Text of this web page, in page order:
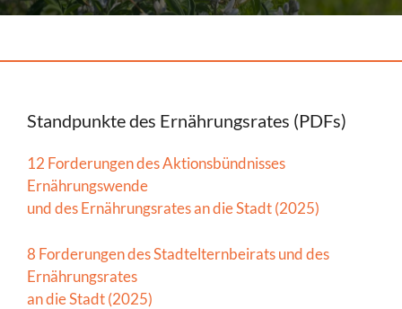
Standpunkte des Ernährungsrates (PDFs)
12 Forderungen des Aktionsbündnisses
Ernährungswende
und des Ernährungsrates an die Stadt (2025)
8 Forderungen des Stadtelternbeirats und des
Ernährungsrates
an die Stadt (2025)